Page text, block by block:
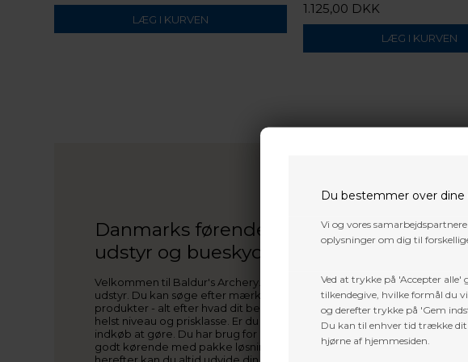
Du bestemmer over dine
Vi og vores
oplysninger om dig til
Ved at trykke på 'Accepter
tilkendegive, hvilke formål du
og derefter trykke på 'Gem
Du kan til enhver tid trække dit
hjørne af hjemmesiden.
1.125,00 DKK
Danmarks førende inden for buer,
udstyr og bueskydning
Velkommen til Baldur's Archery. Her på siden finder du det bedste
udstyr. Du kan søge efter mærker (PSE, Mathews, Hoyt, Prime) eller
produkter - alt efter hvad dit behov er. Du kan finde udstyr til et hvilket
helst niveau og prisklasse. Er du ny bueskytte/buejæger, er der mange
indkøb at gøre. Du har brug for bue, sigte, pile osv. Som udgangspunkt
godt kørende med pakke løsninger, som vi i fælles skab finder til dig -